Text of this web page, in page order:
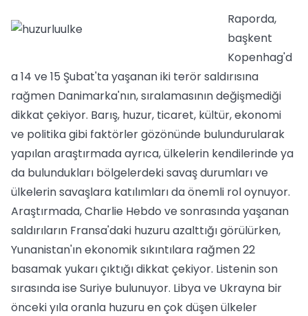
Raporda,
başkent
Kopenhag'd
a 14 ve 15 Şubat'ta yaşanan iki terör saldırısına
rağmen Danimarka'nın, sıralamasının değişmediği
dikkat çekiyor. Barış, huzur, ticaret, kültür, ekonomi
ve politika gibi faktörler gözönünde bulundurularak
yapılan araştırmada ayrıca, ülkelerin kendilerinde ya
da bulundukları bölgelerdeki savaş durumları ve
ülkelerin savaşlara katılımları da önemli rol oynuyor.
Araştırmada, Charlie Hebdo ve sonrasında yaşanan
saldırıların Fransa'daki huzuru azalttığı görülürken,
Yunanistan'ın ekonomik sıkıntılara rağmen 22
basamak yukarı çıktığı dikkat çekiyor. Listenin son
sırasında ise Suriye bulunuyor. Libya ve Ukrayna bir
önceki yıla oranla huzuru en çok düşen ülkeler